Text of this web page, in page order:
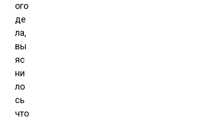
ого
де
ла,
вы
яс
ни
ло
сь
что